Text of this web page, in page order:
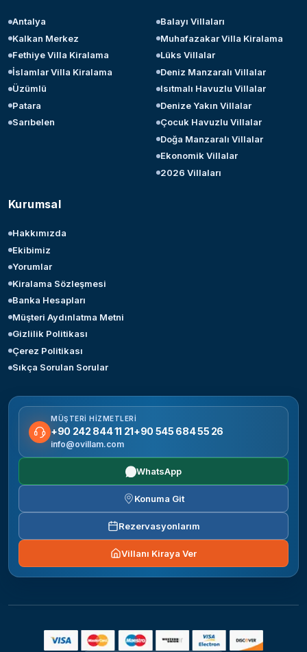
Antalya
Kalkan Merkez
Fethiye Villa Kiralama
İslamlar Villa Kiralama
Üzümlü
Patara
Sarıbelen
Balayı Villaları
Muhafazakar Villa Kiralama
Lüks Villalar
Deniz Manzaralı Villalar
Isıtmalı Havuzlu Villalar
Denize Yakın Villalar
Çocuk Havuzlu Villalar
Doğa Manzaralı Villalar
Ekonomik Villalar
2026 Villaları
Kurumsal
Hakkımızda
Ekibimiz
Yorumlar
Kiralama Sözleşmesi
Banka Hesapları
Müşteri Aydınlatma Metni
Gizlilik Politikası
Çerez Politikası
Sıkça Sorulan Sorular
MÜŞTERI HIZMETLERI
+90 242 844 11 21+90 545 684 55 26
info@ovillam.com
WhatsApp
Konuma Git
Rezervasyonlarım
Villanı Kiraya Ver